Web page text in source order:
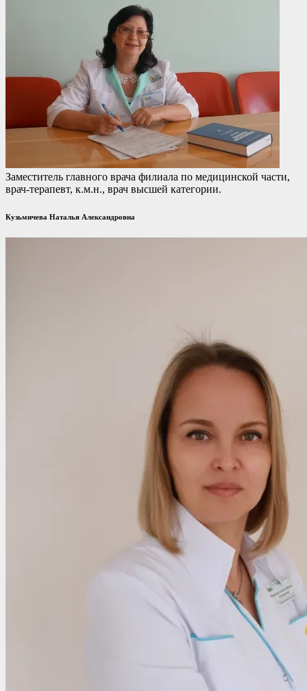
Заместитель главного врача филиала по медицинской части,
врач-терапевт, к.м.н., врач высшей категории.
Кузьмичева Наталья Александровна